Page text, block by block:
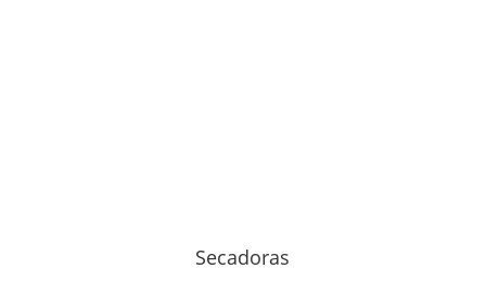
Secadoras